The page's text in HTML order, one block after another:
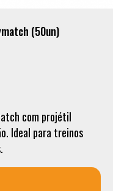
(50un)
com projétil
Ideal para treinos